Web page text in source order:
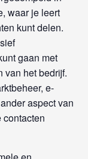
waar je leert
kunt delen.
gaan met
van het bedrijf.
e-
aspect van